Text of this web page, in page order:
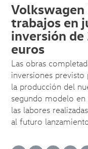
trabajos en
inversión
euros
Las obras
inversiones previsto
la producción del
segundo modelo
las labores
al futuro